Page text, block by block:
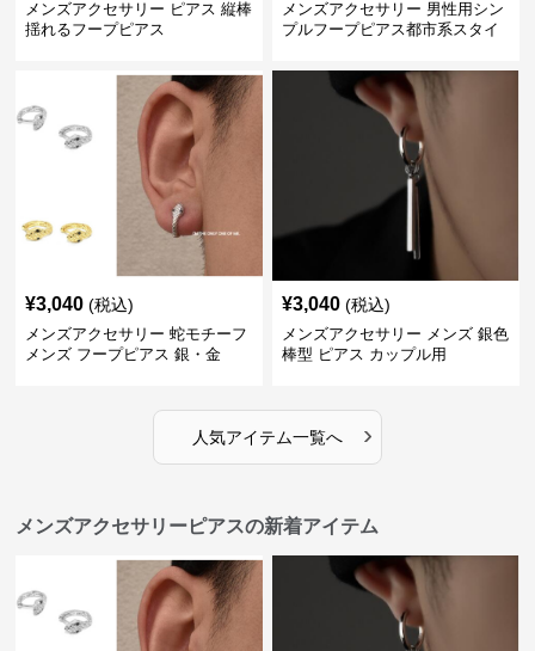
メンズアクセサリー ピアス 縦棒
揺れるフープピアス
メンズアクセサリー 男性用シン
プルフープピアス都市系スタイ
¥3,040 (税込)
メンズアクセサリー 蛇モチーフ
メンズ フープピアス 銀・金
¥3,040 (税込)
メンズアクセサリー メンズ 銀色
棒型 ピアス カップル用
人気アイテム一覧へ ›
メンズアクセサリーピアスの新着アイテム